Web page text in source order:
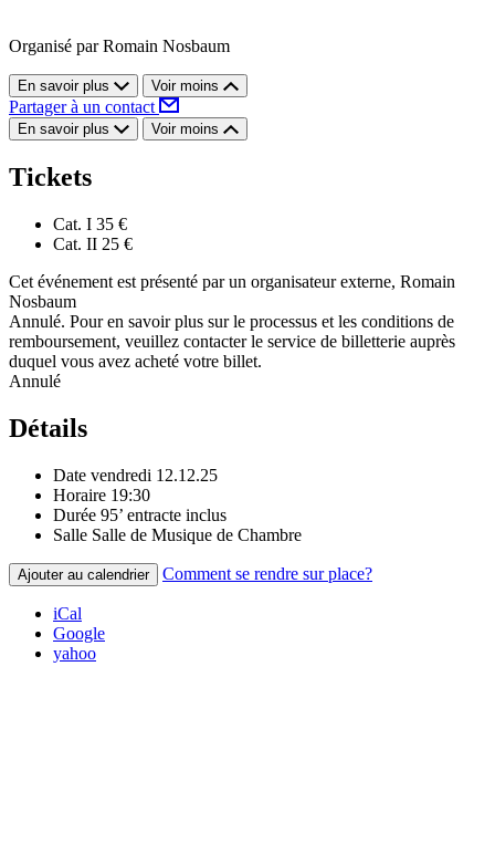
Organisé par Romain Nosbaum
En savoir plus Voir moins
Partager à un contact
En savoir plus Voir moins
Tickets
Cat. I 35 €
Cat. II 25 €
Cet événement est présenté par un organisateur externe, Romain
Nosbaum
Annulé. Pour en savoir plus sur le processus et les conditions de
remboursement, veuillez contacter le service de billetterie auprès
duquel vous avez acheté votre billet.
Annulé
Détails
Date vendredi 12.12.25
Horaire 19:30
Durée 95’ entracte inclus
Salle Salle de Musique de Chambre
Ajouter au calendrier Comment se rendre sur place?
iCal
Google
yahoo